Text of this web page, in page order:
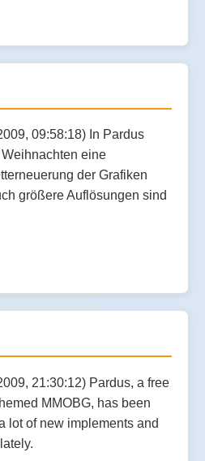
09:58:18) In Pardus
eine
der Grafiken
größere Auflösungen sind
21:30:12) Pardus, a free
MMOBG, has been
lot of new implements and